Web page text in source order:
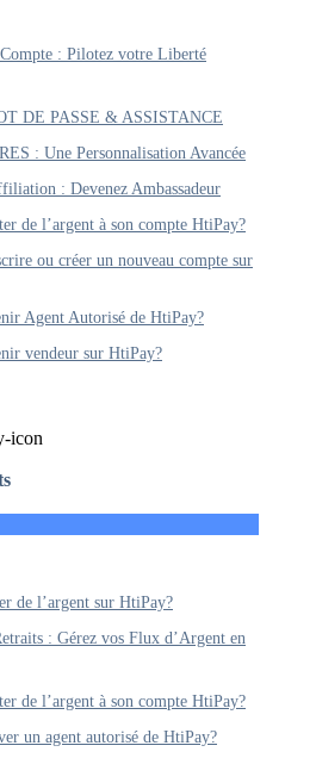
: Pilotez votre Liberté
DE PASSE & ASSISTANCE
: Une Personnalisation Avancée
: Devenez Ambassadeur
de l’argent à son compte HtiPay?
ou créer un nouveau compte sur
Agent Autorisé de HtiPay?
vendeur sur HtiPay?
de l’argent sur HtiPay?
: Gérez vos Flux d’Argent en
de l’argent à son compte HtiPay?
un agent autorisé de HtiPay?